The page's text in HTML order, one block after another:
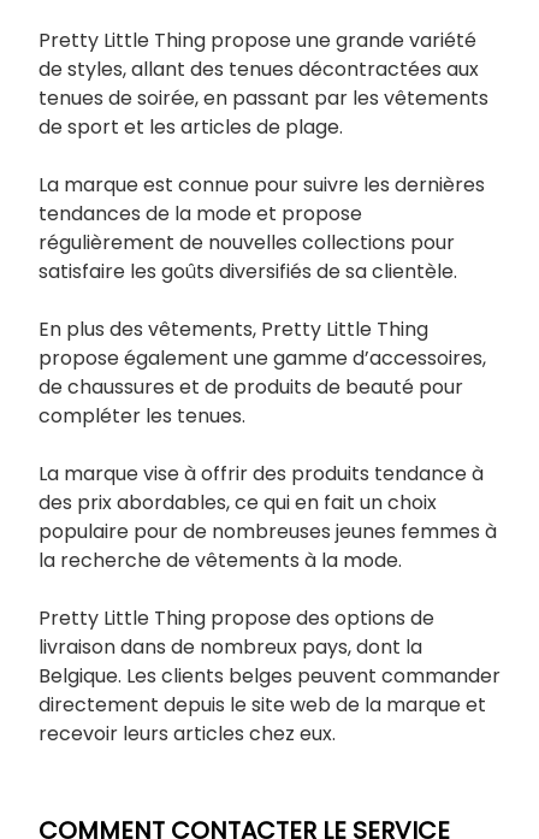
Pretty Little Thing propose une grande variété
de styles, allant des tenues décontractées aux
tenues de soirée, en passant par les vêtements
de sport et les articles de plage.
La marque est connue pour suivre les dernières
tendances de la mode et propose
régulièrement de nouvelles collections pour
satisfaire les goûts diversifiés de sa clientèle.
En plus des vêtements, Pretty Little Thing
propose également une gamme d’accessoires,
de chaussures et de produits de beauté pour
compléter les tenues.
La marque vise à offrir des produits tendance à
des prix abordables, ce qui en fait un choix
populaire pour de nombreuses jeunes femmes à
la recherche de vêtements à la mode.
Pretty Little Thing propose des options de
livraison dans de nombreux pays, dont la
Belgique. Les clients belges peuvent commander
directement depuis le site web de la marque et
recevoir leurs articles chez eux.
COMMENT CONTACTER LE SERVICE